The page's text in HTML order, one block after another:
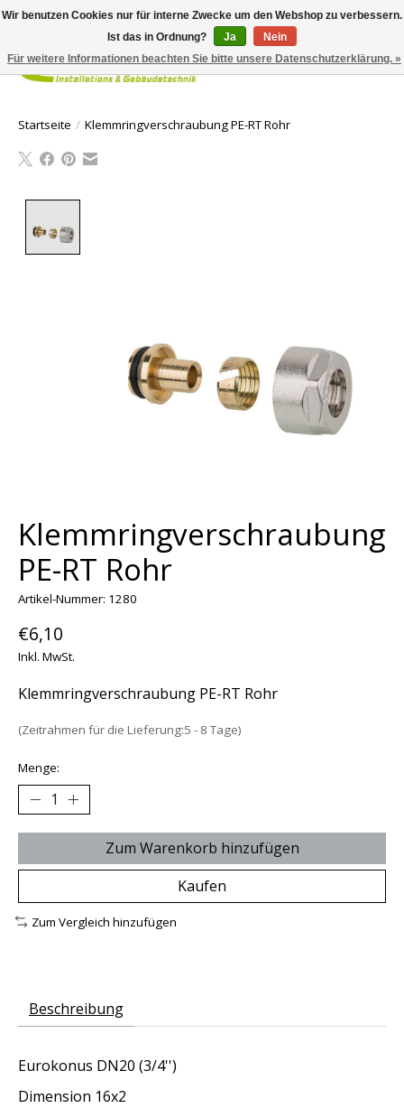
Ihr
Startseite / Klemmringverschraubung PE-RT Rohr
Klemmringverschraubung
PE-RT Rohr
Artikel-Nummer: 1280
€6,10
Inkl. MwSt.
Klemmringverschraubung PE-RT Rohr
(Zeitrahmen für die Lieferung:5 - 8 Tage)
Menge:
Zum Warenkorb hinzufügen
Kaufen
Zum Vergleich hinzufügen
Beschreibung
Eurokonus DN20 (3/4'')
Dimension 16x2
Wir benutzen Cookies nur für interne Zwecke um den Webshop zu verbessern.
Ist das in Ordnung?
Ja
Nein
Für weitere Informationen beachten Sie bitte unsere Datenschutzerklärung. »